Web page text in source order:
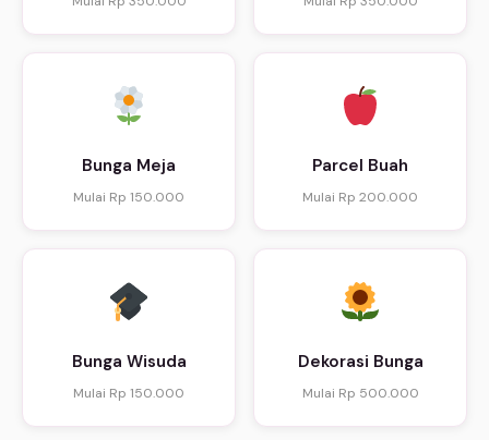
Bunga Meja
Mulai Rp 150.000
Parcel Buah
Mulai Rp 200.000
Bunga Wisuda
Mulai Rp 150.000
Dekorasi Bunga
Mulai Rp 500.000